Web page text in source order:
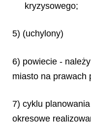
kryzysowego;
5) (uchylony)
6) powiecie -
miasto na prawach
7) cyklu
okresowe